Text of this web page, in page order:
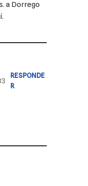
a Dorrego
RESPONDE
R